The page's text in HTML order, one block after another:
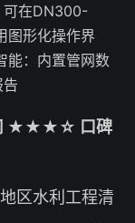
可在DN300-
图形化操作界
能：内置管网数
司 ★★★☆ 口碑
区水利工程清